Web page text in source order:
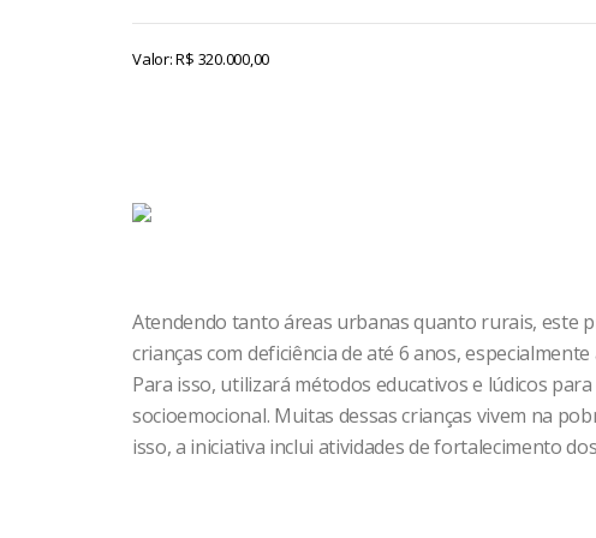
Valor: R$ 320.000,00
Atendendo tanto áreas urbanas quanto rurais, este
crianças com deficiência de até 6 anos,
Para isso, utilizará métodos educativos e lúdicos
socioemocional. Muitas dessas crianças vivem na
isso, a iniciativa inclui atividades de fortalecimento